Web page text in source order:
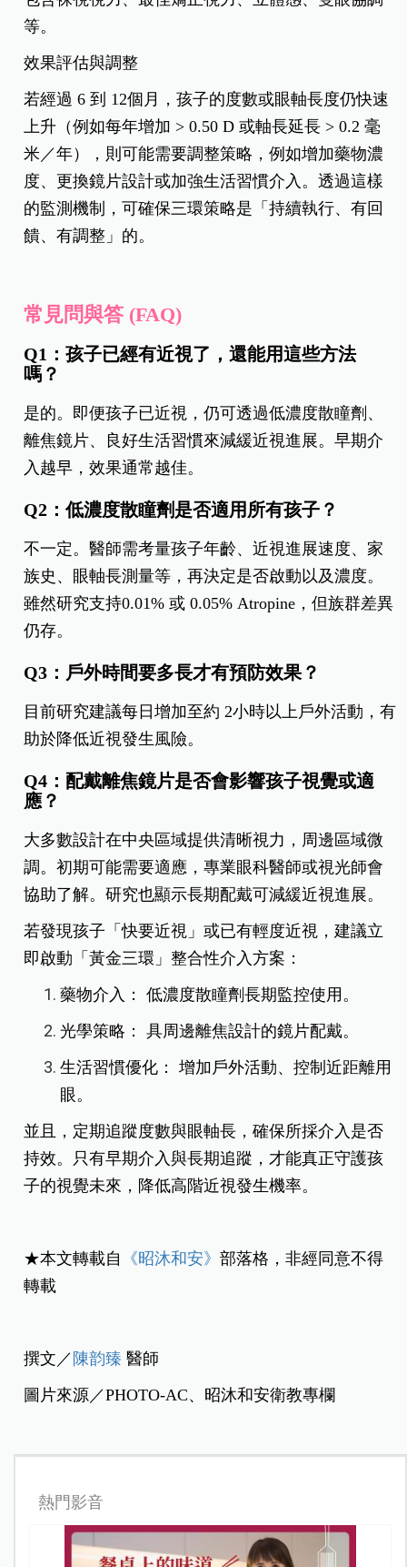
等。
效果評估與調整
若經過 6 到 12個月，孩子的度數或眼軸長度仍快速
上升（例如每年增加 > 0.50 D 或軸長延長 > 0.2 毫
米／年），則可能需要調整策略，例如增加藥物濃
度、更換鏡片設計或加強生活習慣介入。透過這樣
的監測機制，可確保三環策略是「持續執行、有回
饋、有調整」的。
常見問與答 (FAQ)
Q1：孩子已經有近視了，還能用這些方法
嗎？
是的。即便孩子已近視，仍可透過低濃度散瞳劑、
離焦鏡片、良好生活習慣來減緩近視進展。早期介
入越早，效果通常越佳。
Q2：低濃度散瞳劑是否適用所有孩子？
不一定。醫師需考量孩子年齡、近視進展速度、家
族史、眼軸長測量等，再決定是否啟動以及濃度。
雖然研究支持0.01% 或 0.05% Atropine，但族群差異
仍存。
Q3：戶外時間要多長才有預防效果？
目前研究建議每日增加至約 2小時以上戶外活動，有
助於降低近視發生風險。
Q4：配戴離焦鏡片是否會影響孩子視覺或適
應？
大多數設計在中央區域提供清晰視力，周邊區域微
調。初期可能需要適應，專業眼科醫師或視光師會
協助了解。研究也顯示長期配戴可減緩近視進展。
若發現孩子「快要近視」或已有輕度近視，建議立
即啟動「黃金三環」整合性介入方案：
藥物介入： 低濃度散瞳劑長期監控使用。
光學策略： 具周邊離焦設計的鏡片配戴。
生活習慣優化： 增加戶外活動、控制近距離用
眼。
並且，定期追蹤度數與眼軸長，確保所採介入是否
持效。只有早期介入與長期追蹤，才能真正守護孩
子的視覺未來，降低高階近視發生機率。
★本文轉載自 《昭沐和安》部落格，非經同意不得
轉載
撰文／ 陳韵臻 醫師
圖片來源／PHOTO-AC、昭沐和安衛教專欄
熱門影音